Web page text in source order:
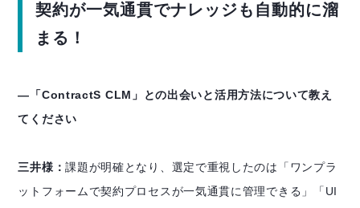
契約が一気通貫でナレッジも自動的に溜
まる！
―「ContractS CLM」との出会いと活用方法について教え
てください
三井様：課題が明確となり、選定で重視したのは「ワンプラ
ットフォームで契約プロセスが一気通貫に管理できる」「UI